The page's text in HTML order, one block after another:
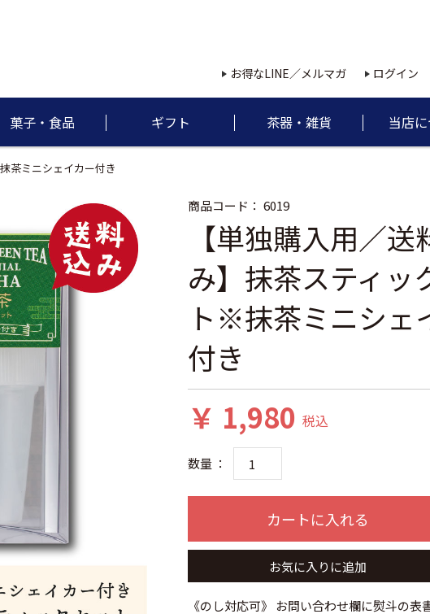
お得なLINE／メルマガ ログイン
菓子・食品 ギフト 茶器・雑貨 当店
茶ミニシェイカー付き
商品コード： 6019
【単独購入用／送
み】抹茶スティッ
ト※抹茶ミニシェ
付き
￥ 1,980 税込
数量 ：
カートに入れる
お気に入りに追加
《のし対応可》 お問い合わせ欄に熨斗の表